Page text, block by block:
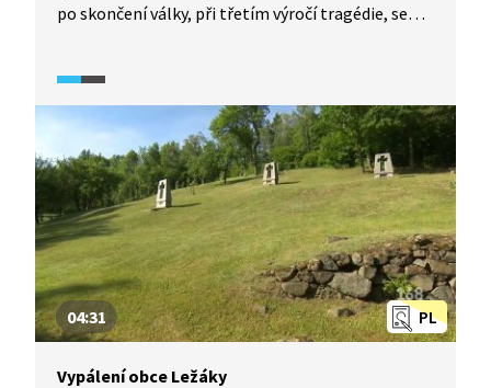
po skončení války, při třetím výročí tragédie, se
vyhlášeno, že budou postaveny nové Lidice.
Prezident Edvard Beneš na shromáždění pronesl
projev odsuzující německou okupaci. Hovořil
o odpovědnosti za napáchané škody a zločiny,
kterou připsal všem Němcům. Filmový týdeník
z roku 1945 tak představuje důležitý historický
pramen pro vysvětlení poválečných událostí
včetně odsunu německé menšiny ze Sudet.
PL
04:31
Vypálení obce Ležáky